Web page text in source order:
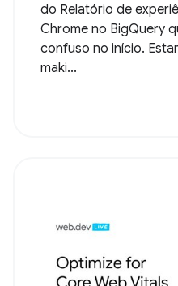
do Relatório de
Chrome no BigQuery
confuso no início.
maki...